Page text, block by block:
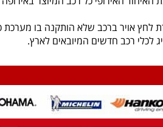
לכלי רכב חדשים המיובאים לארץ.